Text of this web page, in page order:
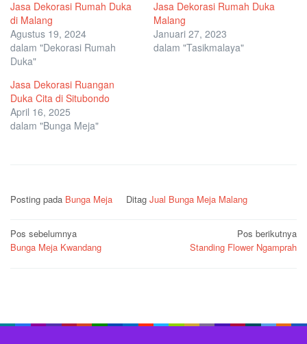
Jasa Dekorasi Rumah Duka
di Malang
Agustus 19, 2024
dalam "Dekorasi Rumah
Duka"
Jasa Dekorasi Rumah Duka
Malang
Januari 27, 2023
dalam "Tasikmalaya"
Jasa Dekorasi Ruangan
Duka Cita di Situbondo
April 16, 2025
dalam "Bunga Meja"
Posting pada Bunga Meja Ditag Jual Bunga Meja Malang
Navigasi
pos
Pos sebelumnya
Bunga Meja Kwandang
Pos berikutnya
Standing Flower Ngamprah